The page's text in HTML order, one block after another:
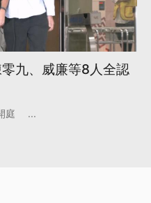
零九、威廉等8人全認
庭 ...